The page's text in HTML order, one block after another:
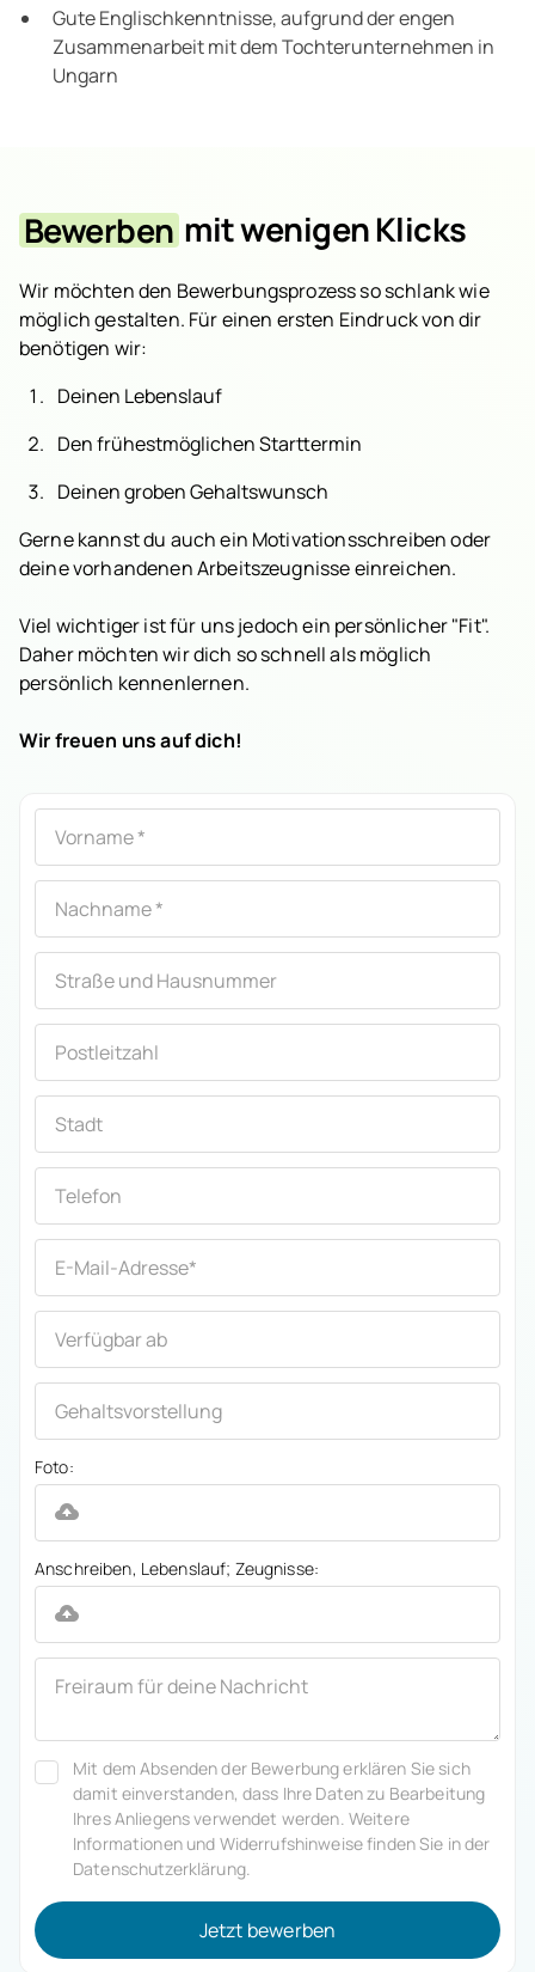
Gute Englischkenntnisse, aufgrund der engen
Zusammenarbeit mit dem Tochterunternehmen in
Ungarn
Bewerbenmit wenigen Klicks
Wir möchten den Bewerbungsprozess so schlank wie
möglich gestalten. Für einen ersten Eindruck von dir
benötigen wir:
Deinen Lebenslauf
Den frühestmöglichen Starttermin
Deinen groben Gehaltswunsch
Gerne kannst du auch ein Motivationsschreiben oder
deine vorhandenen Arbeitszeugnisse einreichen.
Viel wichtiger ist für uns jedoch ein persönlicher "Fit".
Daher möchten wir dich so schnell als möglich
persönlich kennenlernen.
Wir freuen uns auf dich!
Foto:
Anschreiben, Lebenslauf; Zeugnisse:
Mit dem Absenden der Bewerbung erklären Sie sich
damit einverstanden, dass Ihre Daten zu Bearbeitung
Ihres Anliegens verwendet werden. Weitere
Informationen und Widerrufshinweise finden Sie in der
Datenschutzerklärung.
Jetzt bewerben